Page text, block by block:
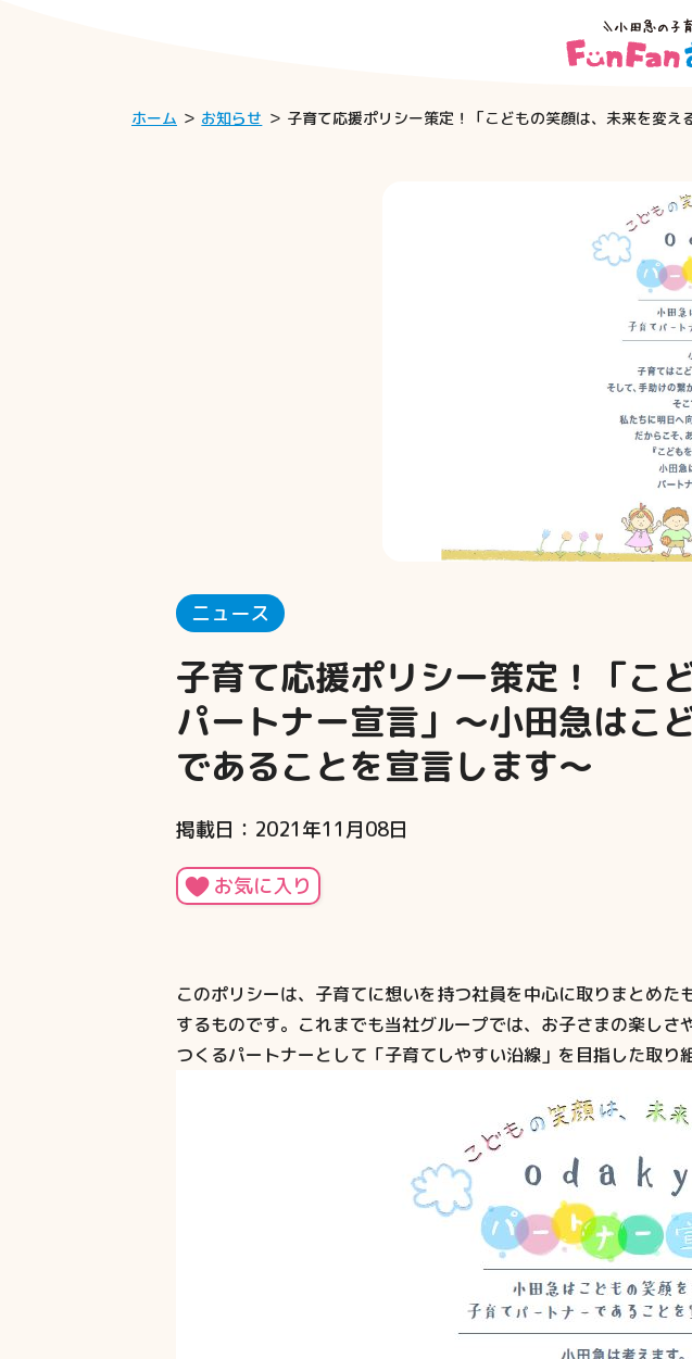
ホーム お知らせ
ニュース
子育て応援ポリシー策定！「こ
パートナー宣言」～小田急はこ
であることを宣言します～
掲載日：2021年11月08日
お気に入り
このポリシーは、子育てに想いを持つ社員を中心に取りまとめ
するものです。これまでも当社グループでは、お子さまの楽し
つくるパートナーとして「子育てしやすい沿線」を目指した取り